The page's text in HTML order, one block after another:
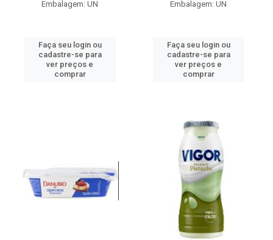
Embalagem: UN
Faça seu login ou
cadastre-se para
ver preços e
comprar
Embalagem: UN
Faça seu login ou
cadastre-se para
ver preços e
comprar